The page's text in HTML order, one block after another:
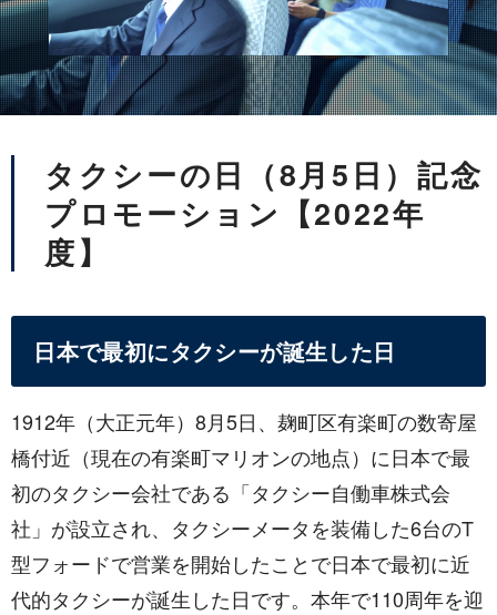
タクシーの日（8月5日）記念
プロモーション【2022年
度】
日本で最初にタクシーが誕生した日
1912年（大正元年）8月5日、麹町区有楽町の数寄屋
橋付近（現在の有楽町マリオンの地点）に日本で最
初のタクシー会社である「タクシー自働車株式会
社」が設立され、タクシーメータを装備した6台のT
型フォードで営業を開始したことで日本で最初に近
代的タクシーが誕生した日です。本年で110周年を迎